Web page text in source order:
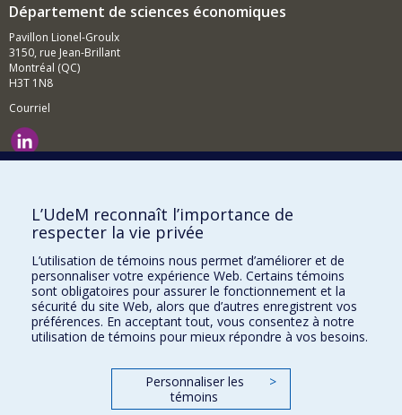
Département de sciences économiques
Pavillon Lionel-Groulx
3150, rue Jean-Brillant
Montréal (QC)
H3T 1N8
Courriel
Comment soutenir le Département?
BESOIN D'AIDE?
Plan du site
Signaler une erreur
Accessibilité
FACULTÉ DES ARTS ET DES SCIENCES
Nos départements et écoles
L’UdeM reconnaît l’importance de
respecter la vie privée
L’utilisation de témoins nous permet d’améliorer et de
personnaliser votre expérience Web. Certains témoins
sont obligatoires pour assurer le fonctionnement et la
sécurité du site Web, alors que d’autres enregistrent vos
préférences. En acceptant tout, vous consentez à notre
utilisation de témoins pour mieux répondre à vos besoins.
Personnaliser les
témoins
>